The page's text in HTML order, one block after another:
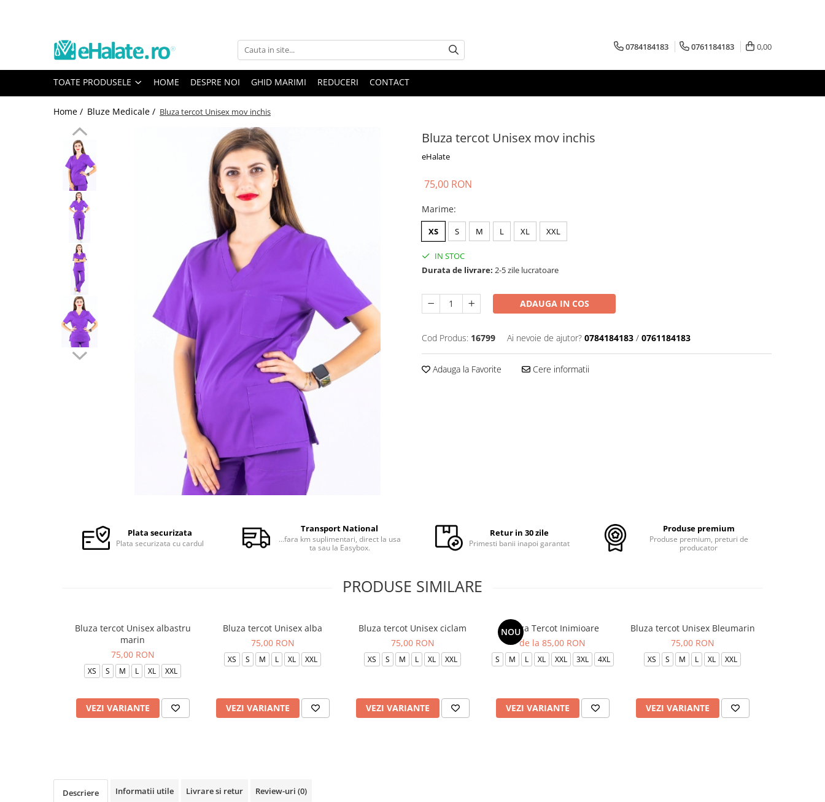
Toate Produsele
Bluze Unisex
Bluze unisex cu imprimeuri
Bluze medicale uni
Halate medicale
Halate medicale femei
Halate medicale barbati
Halate medicale P2 cu fluturas
Halate medicale cu nasturi
Halate medicale cu fermoar
Halate medicale polar - unisex
Tricouri de lucru
0784184183 0761184183 0,00
TOATE PRODUSELE HOME DESPRE NOI GHID MARIMI REDUCERI CONTACT
Home / Bluze Medicale / Bluza tercot Unisex mov inchis
Bluza tercot Unisex mov inchis
eHalate
Facebook
75,00 RON
Marime:
XS S M L XL XXL
IN STOC
Durata de livrare: 2-5 zile lucratoare
ADAUGA IN COS
Cod Produs: 16799 Ai nevoie de ajutor? 0784184183 / 0761184183
Adauga la Favorite Cere informatii
Plata securizata
Plata securizata cu cardul
Transport National
...fara km suplimentari, direct la usa
ta sau la Easybox.
Retur in 30 zile
Primesti banii inapoi garantat
Produse premium
Produse premium, preturi de
producator
PRODUSE SIMILARE
Bluza tercot Unisex albastru
marin
75,00 RON
XS S M L XL XXL
VEZI VARIANTE
Bluza tercot Unisex alba
75,00 RON
XS S M L XL XXL
VEZI VARIANTE
Bluza tercot Unisex ciclam
75,00 RON
XS S M L XL XXL
VEZI VARIANTE
NOU
Bluza Tercot Inimioare
de la 85,00 RON
S M L XL XXL 3XL 4XL
VEZI VARIANTE
Bluza tercot Unisex Bleumarin
75,00 RON
XS S M L XL XXL
VEZI VARIANTE
Descriere Informatii utile Livrare si retur Review-uri (0)